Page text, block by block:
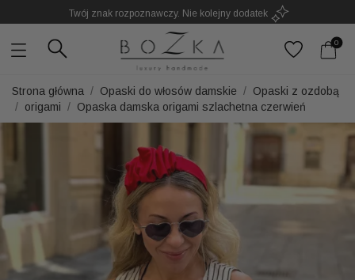
Twój znak rozpoznawczy. Nie kolejny dodatek
0
Strona główna Opaski do włosów damskie
Opaski z ozdobą
origami
Opaska damska origami szlachetna czerwień